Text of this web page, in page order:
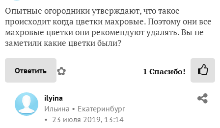
Опытные огородники утверждают, что такое
происходит когда цветки махровые. Поэтому они все
махровые цветки они рекомендуют удалять. Вы не
заметили какие цветки были?
Ответить ✿ 1 Спасибо!
ilyina
Ильина
Екатеринбург
23 июля 2019, 13:14